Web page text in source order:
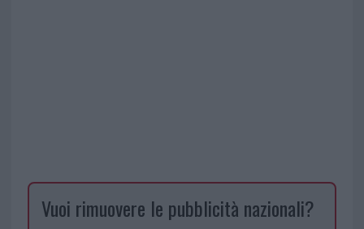
Vuoi rimuovere le pubblicità nazionali?